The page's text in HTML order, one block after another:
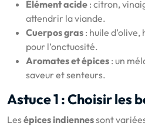
Élément acide : citron,
attendrir la viande.
Cuerpos gras : huile
pour l’onctuosité.
Aromates et épices : un
saveur et senteurs.
Astuce 1 : Choisir les
Lesépices indiennessont